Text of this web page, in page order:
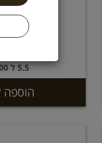
בוטן קלוף
5.5 ל 100 גרם
הוספה